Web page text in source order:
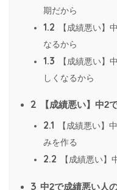
期だから
1.2
【成績悪い】
なるから
1.3
【成績悪い】
しくなるから
2 【成績悪い】中2
2.1
【成績悪い】
みを作る
2.2 【成績悪い】
3 中2で成績悪い人